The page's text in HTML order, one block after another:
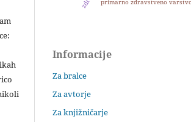
primarno zdravstveno
Informacije
Za bralce
Za avtorje
Za knjižničarje